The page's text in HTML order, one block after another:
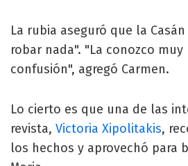
La rubia aseguró que la
robar nada". "La conozco
confusión", agregó Carmen.
Lo cierto es que una de las
revista, Victoria Xipolitakis,
los hechos y aprovechó para